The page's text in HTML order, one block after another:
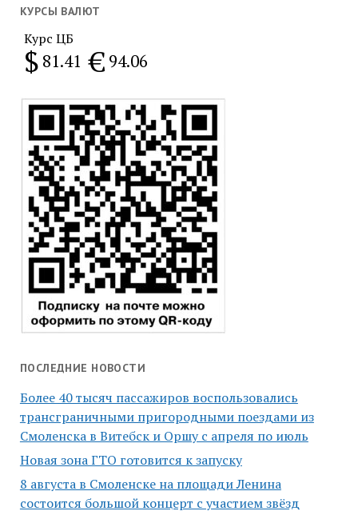
месяц
КУРСЫ ВАЛЮТ
Курс ЦБ
$ 81.41 € 94.06
ПОСЛЕДНИЕ НОВОСТИ
Более 40 тысяч пассажиров воспользовались
трансграничными пригородными поездами из
Смоленска в Витебск и Оршу с апреля по июль
Новая зона ГТО готовится к запуску
8 августа в Смоленске на площади Ленина
состоится большой концерт с участием звёзд